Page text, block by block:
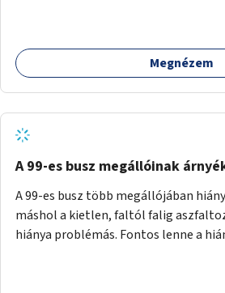
Megnézem
A 99-es busz megállóinak
A 99-es busz több megállójában
máshol a kietlen, faltól falig
hiánya problémás. Fontos lenne a